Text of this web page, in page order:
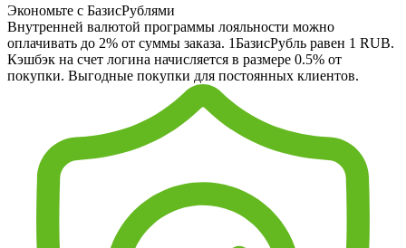
Экономьте с БазисРублями
Внутренней валютой программы лояльности можно
оплачивать до 2% от суммы заказа. 1БазисРубль равен 1 RUB.
Кэшбэк на счет логина начисляется в размере 0.5% от
покупки. Выгодные покупки для постоянных клиентов.